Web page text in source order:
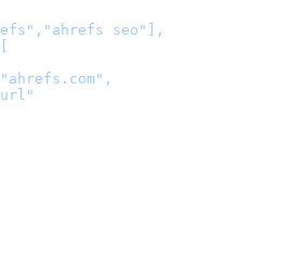
seo"],